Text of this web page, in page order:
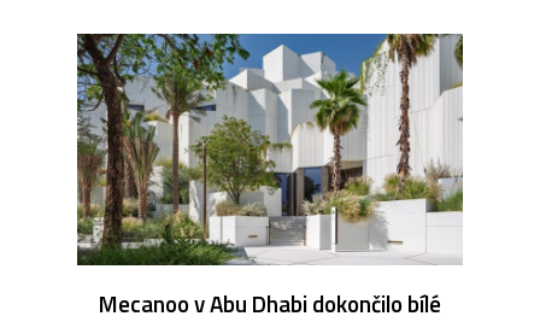
Mecanoo v Abu Dhabi dokončilo bílé